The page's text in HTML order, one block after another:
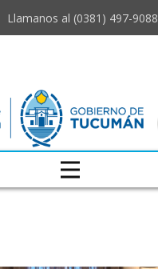
Llamanos al (0381) ​497-9088